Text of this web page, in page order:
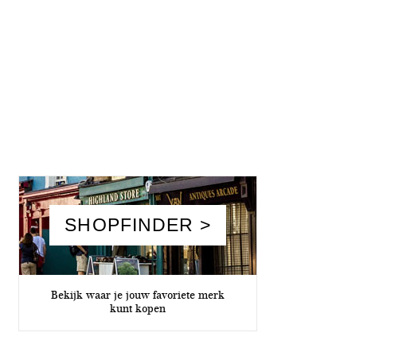
SHOPFINDER >
Bekijk waar je jouw favoriete merk
kunt kopen